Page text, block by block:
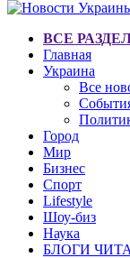
ВСЕ
Главная
Украина
Все
Город
Мир
Бизнес
Спорт
Lifestyle
Шоу-биз
Наука
БЛОГИ